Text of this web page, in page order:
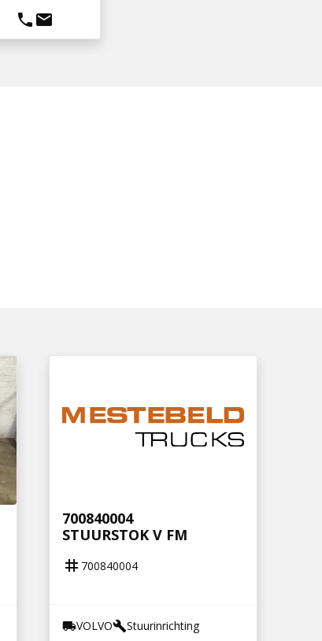
phone mail
700840004
STUURSTOK V FM
tag 700840004
local_shippingVOLVObuildStuurinrichting